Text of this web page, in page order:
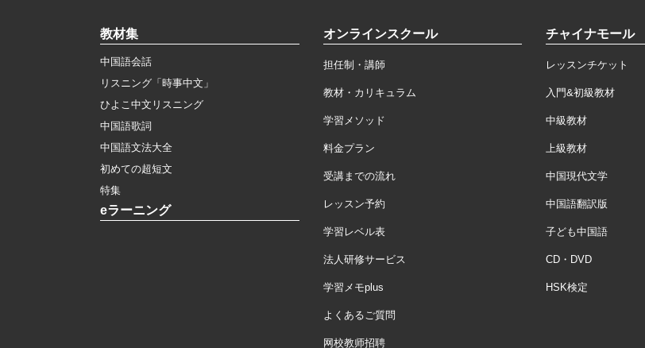
教材集
中国語会話
リスニング「時事中文」
ひよこ中文リスニング
中国語歌詞
中国語文法大全
初めての超短文
特集
eラーニング
オンラインスクール
担任制・講師
教材・カリキュラム
学習メソッド
料金プラン
受講までの流れ
レッスン予約
学習レベル表
法人研修サービス
学習メモplus
よくあるご質問
网校教师招聘
チャイナモール
レッスンチケット
入門&初級教材
中級教材
上級教材
中国現代文学
中国語翻訳版
子ども中国語
CD・DVD
HSK検定